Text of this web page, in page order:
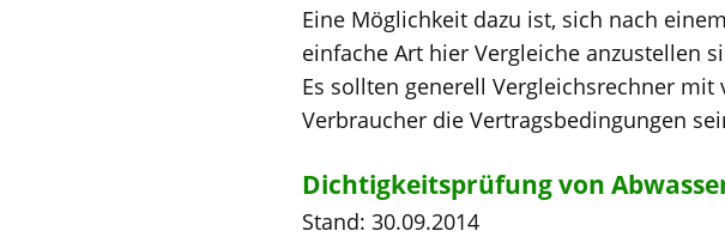
Eine Möglichkeit dazu ist, sich nach
einfache Art hier Vergleiche anzustellen
Es sollten generell Vergleichsrechner
Verbraucher die Vertragsbedingungen
Dichtigkeitsprüfung von
Stand: 30.09.2014